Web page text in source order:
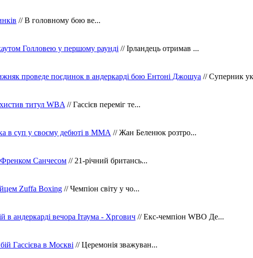
// В головному бою ве...
Голловею у першому раунді // Ірландець отримав ...
проведе поєдинок в андеркарді бою Ентоні Джошуа // Суперник
титул WBA // Гассієв переміг те...
в суп у своєму дебюті в ММА // Жан Беленюк розтро...
Френком Санчесом // 21-річний британсь...
Zuffa Boxing // Чемпіон світу у чо...
андеркарді вечора Ітаума - Хргович // Екс-чемпіон WBO Де...
Гассієва в Москві // Церемонія зважуван...